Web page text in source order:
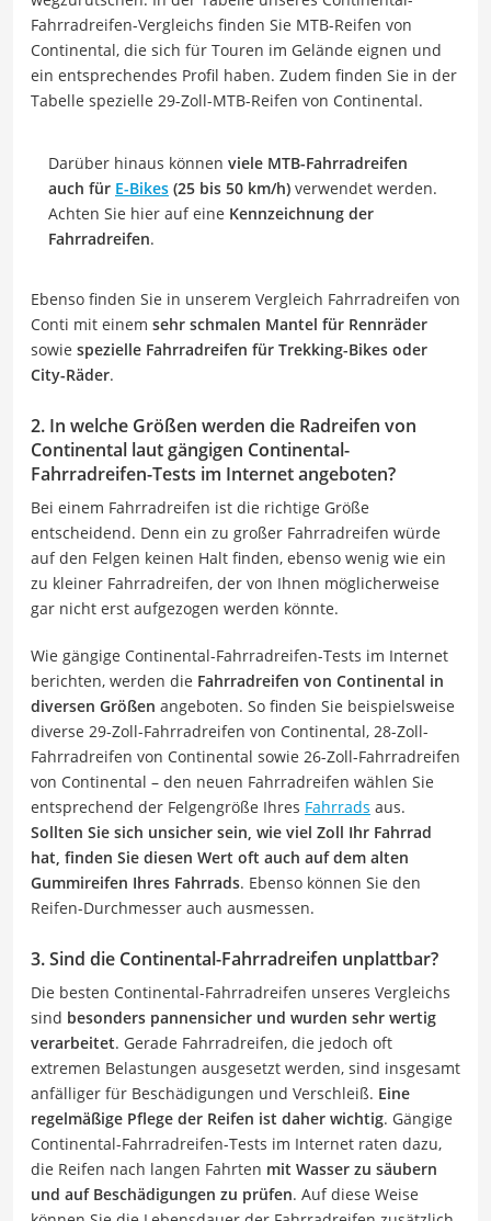
Fahrradreifen-Vergleichs finden Sie MTB-Reifen von
Continental, die sich für Touren im Gelände eignen und
ein entsprechendes Profil haben. Zudem finden Sie in der
Tabelle spezielle 29-Zoll-MTB-Reifen von Continental.
Darüber hinaus können viele MTB-Fahrradreifen
auch für E-Bikes (25 bis 50 km/h) verwendet werden.
Achten Sie hier auf eine Kennzeichnung der
Fahrradreifen.
Ebenso finden Sie in unserem Vergleich Fahrradreifen von
Conti mit einem sehr schmalen Mantel für Rennräder
sowie spezielle Fahrradreifen für Trekking-Bikes oder
City-Räder.
2. In welche Größen werden die Radreifen von
Continental laut gängigen Continental-
Fahrradreifen-Tests im Internet angeboten?
Bei einem Fahrradreifen ist die richtige Größe
entscheidend. Denn ein zu großer Fahrradreifen würde
auf den Felgen keinen Halt finden, ebenso wenig wie ein
zu kleiner Fahrradreifen, der von Ihnen möglicherweise
gar nicht erst aufgezogen werden könnte.
Wie gängige Continental-Fahrradreifen-Tests im Internet
berichten, werden die Fahrradreifen von Continental in
diversen Größen angeboten. So finden Sie beispielsweise
diverse 29-Zoll-Fahrradreifen von Continental, 28-Zoll-
Fahrradreifen von Continental sowie 26-Zoll-Fahrradreifen
von Continental – den neuen Fahrradreifen wählen Sie
entsprechend der Felgengröße Ihres Fahrrads aus.
Sollten Sie sich unsicher sein, wie viel Zoll Ihr Fahrrad
hat, finden Sie diesen Wert oft auch auf dem alten
Gummireifen Ihres Fahrrads. Ebenso können Sie den
Reifen-Durchmesser auch ausmessen.
3. Sind die Continental-Fahrradreifen unplattbar?
Die besten Continental-Fahrradreifen unseres Vergleichs
sind besonders pannensicher und wurden sehr wertig
verarbeitet. Gerade Fahrradreifen, die jedoch oft
extremen Belastungen ausgesetzt werden, sind insgesamt
anfälliger für Beschädigungen und Verschleiß. Eine
regelmäßige Pflege der Reifen ist daher wichtig. Gängige
Continental-Fahrradreifen-Tests im Internet raten dazu,
die Reifen nach langen Fahrten mit Wasser zu säubern
und auf Beschädigungen zu prüfen. Auf diese Weise